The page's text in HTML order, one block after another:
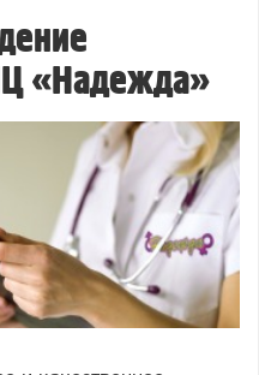
«Надежда»